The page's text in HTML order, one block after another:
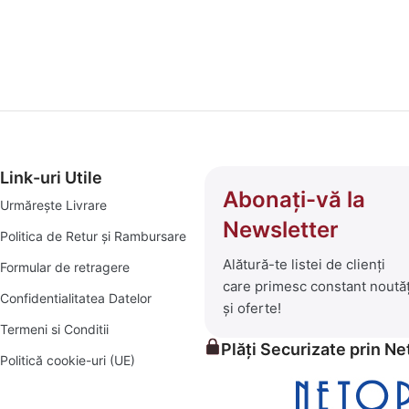
de produse care să îți transforme visurile în
depozitare și decor.
pentru seri în aer liber, șezlonguri confortabile și piscine
pentru orice proiect, mic sau mare.
verde și prosperă.
alături de un serviciu clienți prompt și eficient.
Link-uri Utile
Urmărește Livrare
Politica de Retur și Rambursare
Formular de retragere
Confidentialitatea Datelor
Termeni si Conditii
Politică cookie-uri (UE)
Abonați-vă la
Newsletter
Alătură-te listei de clienți
care primesc constant
și oferte!
Plăți Securizate prin